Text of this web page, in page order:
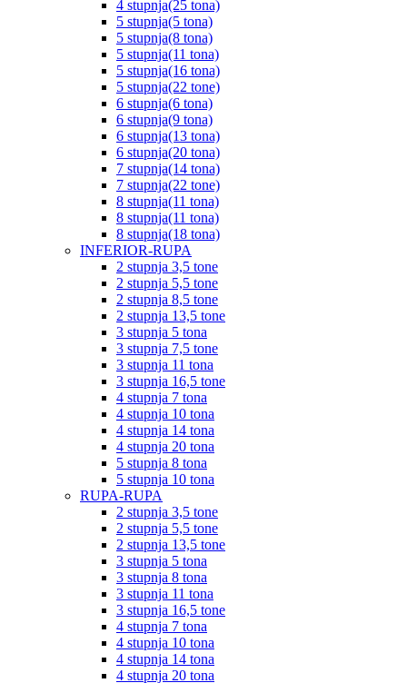
4 stupnja(25 tona)
5 stupnja(5 tona)
5 stupnja(8 tona)
5 stupnja(11 tona)
5 stupnja(16 tona)
5 stupnja(22 tone)
6 stupnja(6 tona)
6 stupnja(9 tona)
6 stupnja(13 tona)
6 stupnja(20 tona)
7 stupnja(14 tona)
7 stupnja(22 tone)
8 stupnja(11 tona)
8 stupnja(11 tona)
8 stupnja(18 tona)
INFERIOR-RUPA
2 stupnja 3,5 tone
2 stupnja 5,5 tone
2 stupnja 8,5 tone
2 stupnja 13,5 tone
3 stupnja 5 tona
3 stupnja 7,5 tone
3 stupnja 11 tona
3 stupnja 16,5 tone
4 stupnja 7 tona
4 stupnja 10 tona
4 stupnja 14 tona
4 stupnja 20 tona
5 stupnja 8 tona
5 stupnja 10 tona
RUPA-RUPA
2 stupnja 3,5 tone
2 stupnja 5,5 tone
2 stupnja 13,5 tone
3 stupnja 5 tona
3 stupnja 8 tona
3 stupnja 11 tona
3 stupnja 16,5 tone
4 stupnja 7 tona
4 stupnja 10 tona
4 stupnja 14 tona
4 stupnja 20 tona